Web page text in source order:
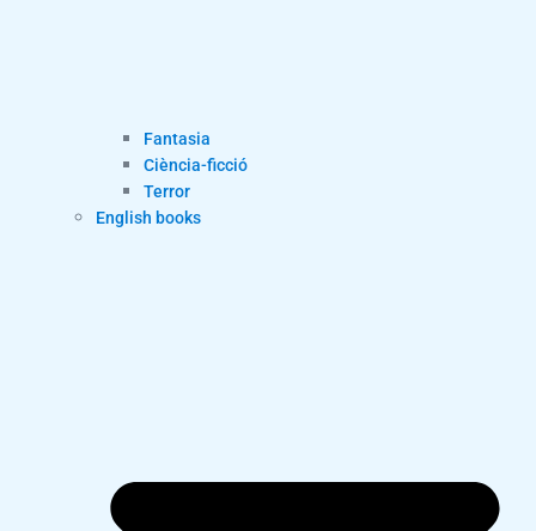
Fantasia
Ciència-ficció
Terror
English books